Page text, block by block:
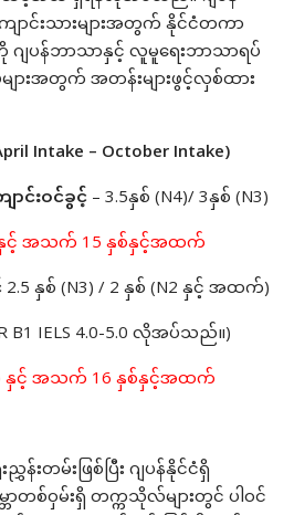
ောင်းသားများအတွက် နိုင်ငံတကာ
ဂျပန်ဘာသာနှင့် လူမူရေးဘာသာရပ်
ျားအတွက် အတန်းများဖွင့်လှစ်ထား
Intake – October Intake)
င်းဝင်ခွင့် – 3.5နှစ် (N4)/ 3နှစ် (N3)
နှင့် အသက် 15 နှစ်နှင့်အထက်
2.5 နှစ် (N3) / 2 နှစ် (N2 နှင့် အထက်)
B1 IELS 4.0-5.0 လိုအပ်သည်။)
နှင့် အသက် 16 နှစ်နှင့်အထက်
တမ်းဖြစ်ပြီး ဂျပန်နိုင်ငံရှိ
တစ်ဝှမ်းရှိ တက္ကသိုလ်များတွင် ပါဝင်